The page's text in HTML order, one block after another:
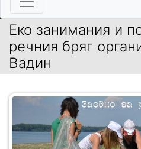
Еко занимания и
речния бряг
Вадин